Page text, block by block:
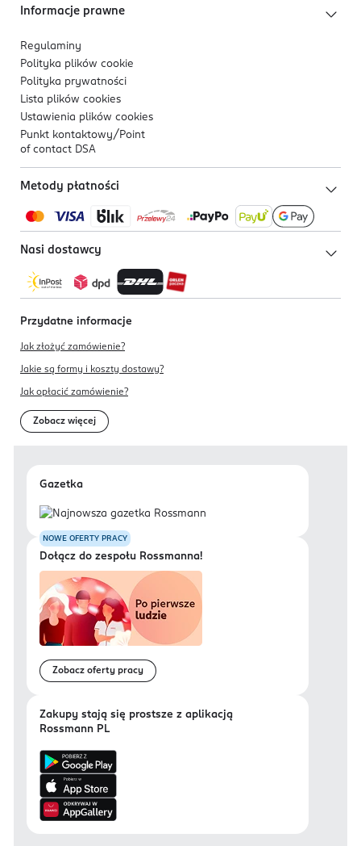
Informacje prawne
Regulaminy
Polityka plików cookie
Polityka prywatności
Lista plików cookies
Ustawienia plików cookies
Punkt kontaktowy/ Point
of contact DSA
Metody płatności
Nasi dostawcy
Przydatne informacje
Jak złożyć zamówienie?
Jakie są formy i koszty dostawy?
Jak opłacić zamówienie?
Zobacz więcej
Gazetka
NOWE OFERTY PRACY
Dołącz do zespołu Rossmanna!
Zobacz oferty pracy
Zakupy stają się prostsze z aplikacją
Rossmann PL